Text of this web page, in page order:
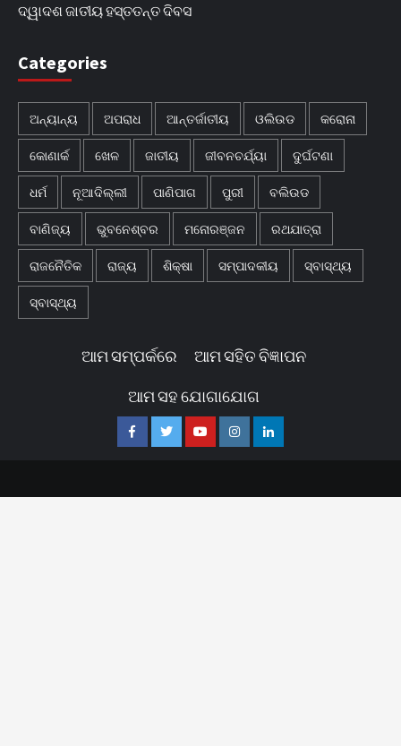
ଦ୍ୱାଦଶ ଜାତୀୟ ହସ୍ତତନ୍ତ ଦିବସ
Categories
ଅନ୍ୟାନ୍ୟ ଅପରାଧ ଆନ୍ତର୍ଜାତୀୟ ଓଲିଉଡ କରୋନା
କୋଣାର୍କ ଖେଳ ଜାତୀୟ ଜୀବନଚର୍ଯ୍ୟା ଦୁର୍ଘଟଣା
ଧର୍ମ ନୂଆଦିଲ୍ଲୀ ପାଣିପାଗ ପୁରୀ ବଲିଉଡ
ବାଣିଜ୍ୟ ଭୁବନେଶ୍ବର ମନୋରଞ୍ଜନ ରଥଯାତ୍ରା
ରାଜନୈତିକ ରାଜ୍ୟ ଶିକ୍ଷା ସମ୍ପାଦକୀୟ ସ୍ବାସ୍ଥ୍ୟ
ସ୍ବାସ୍ଥ୍ୟ
ଆମ ସମ୍ପର୍କରେ ଆମ ସହିତ ବିଜ୍ଞାପନ
ଆମ ସହ ଯୋଗାଯୋଗ
FacebookTwitterYoutubeInstagramLinkedin